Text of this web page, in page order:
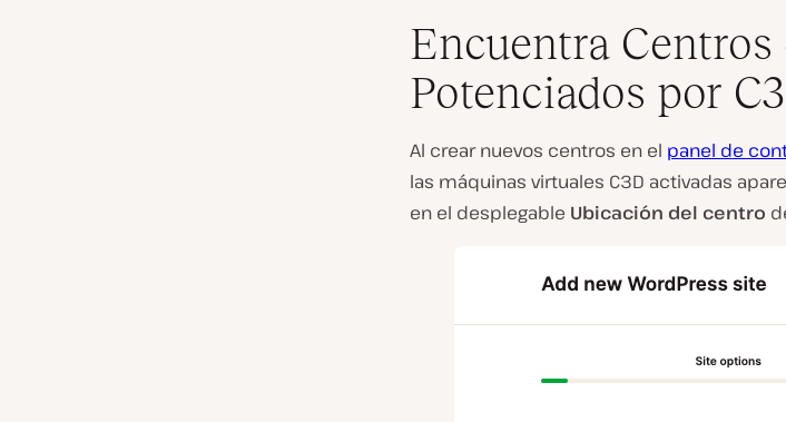
Encuentra Centros
Potenciados por
Al crear nuevos centros en el panel de
las máquinas virtuales C3D activadas
en el desplegable Ubicación del centro